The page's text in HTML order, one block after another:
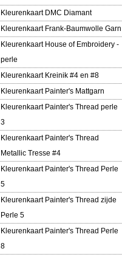
Kleurenkaart DMC Diamant
Kleurenkaart Frank-Baumwolle Garn
Kleurenkaart House of Embroidery -
perle
Kleurenkaart Kreinik #4 en #8
Kleurenkaart Painter's Mattgarn
Kleurenkaart Painter's Thread perle
3
Kleurenkaart Painter's Thread
Metallic Tresse #4
Kleurenkaart Painter's Thread Perle
5
Kleurenkaart Painter's Thread zijde
Perle 5
Kleurenkaart Painter's Thread Perle
8